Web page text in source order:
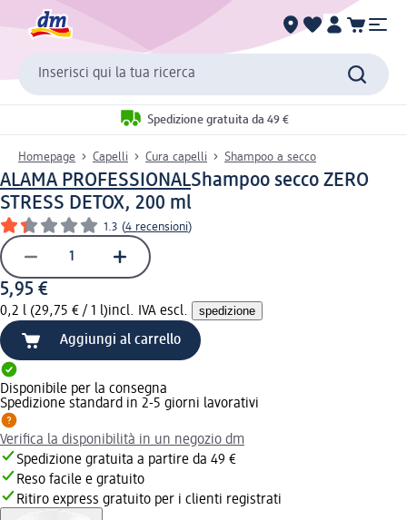
Inserisci qui la tua ricerca
Spedizione gratuita da 49 €
Homepage Capelli Cura capelli Shampoo a secco
ALAMA PROFESSIONALShampoo secco ZERO
STRESS DETOX, 200 ml
1.3 (4 recensioni)
5,95 €
0,2 l (29,75 € / 1 l)incl. IVA escl. spedizione
Aggiungi al carrello
Disponibile per la consegna
Spedizione standard in 2-5 giorni lavorativi
Verifica la disponibilità in un negozio dm
Spedizione gratuita a partire da 49 €
Reso facile e gratuito
Ritiro express gratuito per i clienti registrati